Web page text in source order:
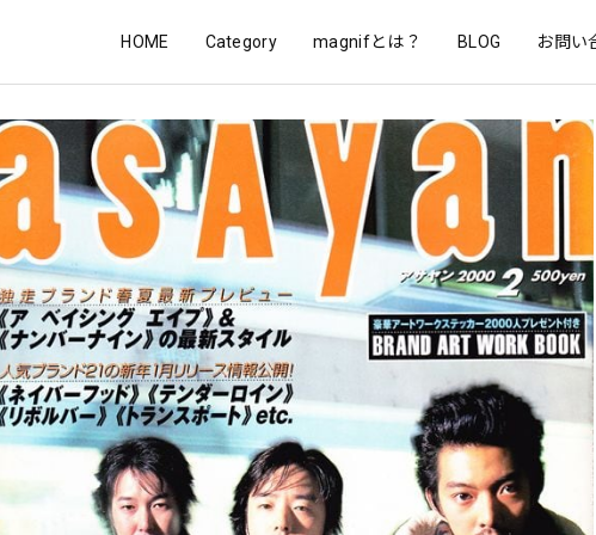
HOME Category magnifとは？ BLOG お問い